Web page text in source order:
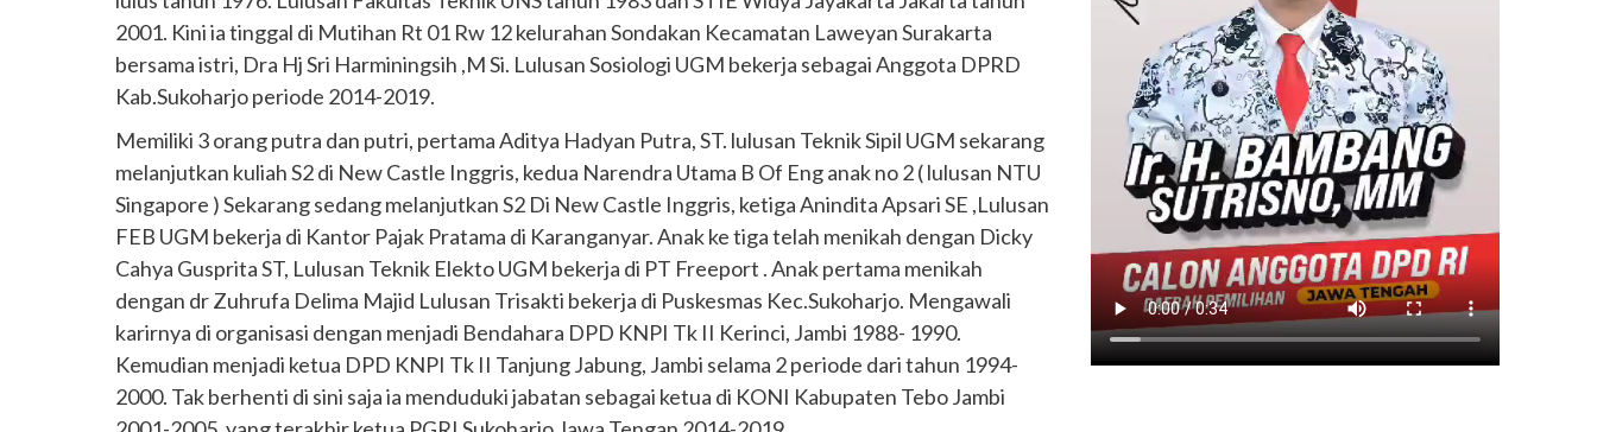
2001. Kini ia tinggal di Mutihan Rt 01 Rw 12 kelurahan Sondakan Kecamatan Laweyan Surakarta
bersama istri, Dra Hj Sri Harminingsih ,M Si. Lulusan Sosiologi UGM bekerja sebagai Anggota DPRD
Kab.Sukoharjo periode 2014-2019.
Memiliki 3 orang putra dan putri, pertama Aditya Hadyan Putra, ST. lulusan Teknik Sipil UGM sekarang
melanjutkan kuliah S2 di New Castle Inggris, kedua Narendra Utama B Of Eng anak no 2 ( lulusan NTU
Singapore ) Sekarang sedang melanjutkan S2 Di New Castle Inggris, ketiga Anindita Apsari SE ,Lulusan
FEB UGM bekerja di Kantor Pajak Pratama di Karanganyar. Anak ke tiga telah menikah dengan Dicky
Cahya Gusprita ST, Lulusan Teknik Elekto UGM bekerja di PT Freeport . Anak pertama menikah
dengan dr Zuhrufa Delima Majid Lulusan Trisakti bekerja di Puskesmas Kec.Sukoharjo. Mengawali
karirnya di organisasi dengan menjadi Bendahara DPD KNPI Tk II Kerinci, Jambi 1988- 1990.
Kemudian menjadi ketua DPD KNPI Tk II Tanjung Jabung, Jambi selama 2 periode dari tahun 1994-
2000. Tak berhenti di sini saja ia menduduki jabatan sebagai ketua di KONI Kabupaten Tebo Jambi